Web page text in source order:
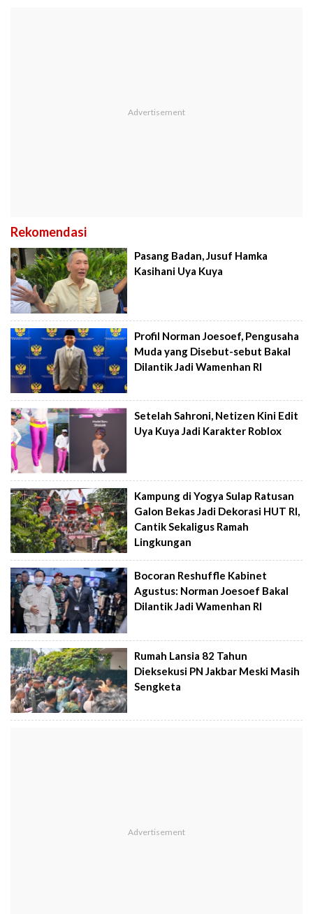
Rekomendasi
Pasang Badan, Jusuf Hamka
Kasihani Uya Kuya
Profil Norman Joesoef, Pengusaha
Muda yang Disebut-sebut Bakal
Dilantik Jadi Wamenhan RI
Setelah Sahroni, Netizen Kini Edit
Uya Kuya Jadi Karakter Roblox
Kampung di Yogya Sulap Ratusan
Galon Bekas Jadi Dekorasi HUT RI,
Cantik Sekaligus Ramah
Lingkungan
Bocoran Reshuffle Kabinet
Agustus: Norman Joesoef Bakal
Dilantik Jadi Wamenhan RI
Rumah Lansia 82 Tahun
Dieksekusi PN Jakbar Meski Masih
Sengketa